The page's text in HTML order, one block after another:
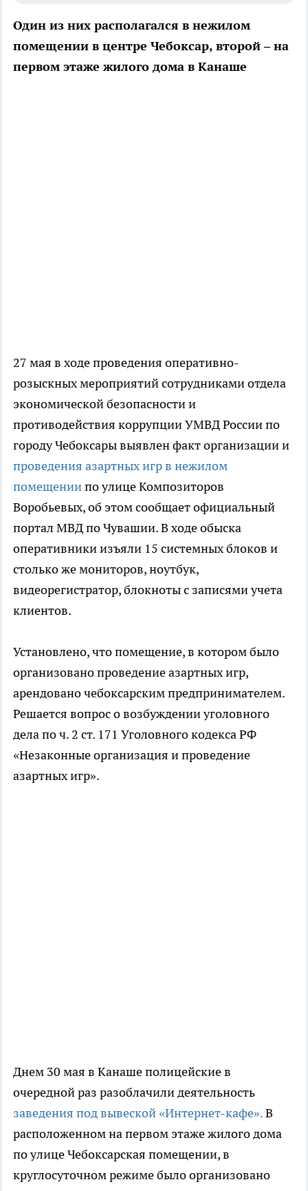
Один из них располагался в нежилом
помещении в центре Чебоксар, второй – на
первом этаже жилого дома в Канаше
27 мая в ходе проведения оперативно-
розыскных мероприятий сотрудниками отдела
экономической безопасности и
противодействия коррупции УМВД России по
городу Чебоксары выявлен факт организации и
проведения азартных игр в нежилом
помещениипо улице Композиторов
Воробьевых, об этом сообщает официальный
портал МВД по Чувашии. В ходе обыска
оперативники изъяли 15 системных блоков и
столько же мониторов, ноутбук,
видеорегистратор, блокноты с записями учета
клиентов.
Установлено, что помещение, в котором было
организовано проведение азартных игр,
арендовано чебоксарским предпринимателем.
Решается вопрос о возбуждении уголовного
дела по ч. 2 ст. 171 Уголовного кодекса РФ
«Незаконные организация и проведение
азартных игр».
Днем 30 мая в Канаше полицейские в
очередной раз разоблачили деятельность
заведения под вывеской «Интернет-кафе».В
расположенном на первом этаже жилого дома
по улице Чебоксарская помещении, в
круглосуточном режиме было организовано